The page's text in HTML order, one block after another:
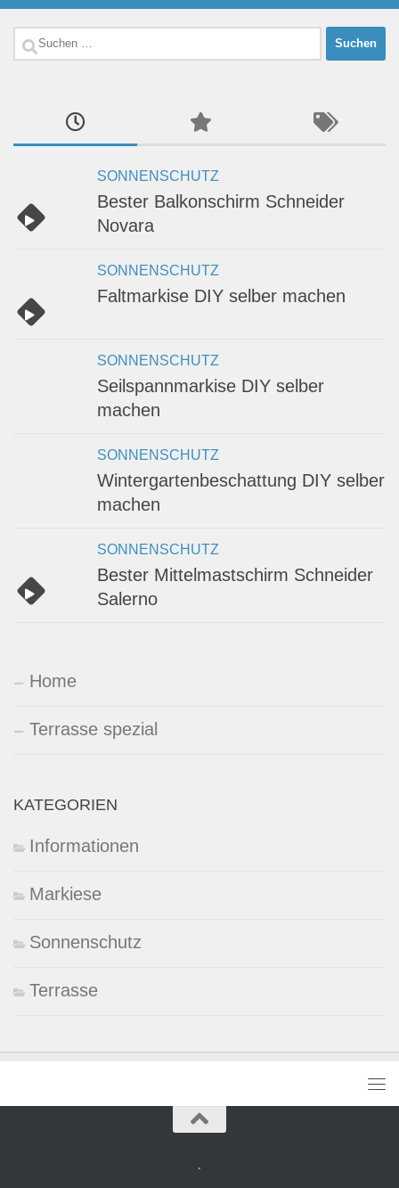
Suchen
SONNENSCHUTZ
Bester Balkonschirm Schneider
Novara
SONNENSCHUTZ
Faltmarkise DIY selber machen
SONNENSCHUTZ
Seilspannmarkise DIY selber
machen
SONNENSCHUTZ
Wintergartenbeschattung DIY selber
machen
SONNENSCHUTZ
Bester Mittelmastschirm Schneider
Salerno
Home
Terrasse spezial
KATEGORIEN
Informationen
Markiese
Sonnenschutz
Terrasse
.